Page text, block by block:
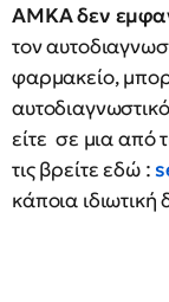
ΑΜΚΑ δεν
τον
φαρμακείο,
είτε σε μια από
τις βρείτε εδώ :
κάποια ιδιωτική